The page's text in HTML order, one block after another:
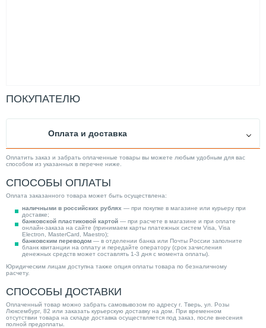
ПОКУПАТЕЛЮ
Оплата и доставка
Оплатить заказ и забрать оплаченные товары вы можете любым удобным для вас
способом из указанных в перечне ниже.
СПОСОБЫ ОПЛАТЫ
Оплата заказанного товара может быть осуществлена:
наличными в российских рублях — при покупке в магазине или курьеру при
доставке;
банковской пластиковой картой — при расчете в магазине и при оплате
онлайн-заказа на сайте (принимаем карты платежных систем Visa, Visa
Electron, MasterCard, Maestro);
банковским переводом — в отделении банка или Почты России заполните
бланк квитанции на оплату и передайте оператору (срок зачисления
денежных средств может составлять 1-3 дня с момента оплаты).
Юридическим лицам доступна также опция оплаты товара по безналичному
расчету.
СПОСОБЫ ДОСТАВКИ
Оплаченный товар можно забрать самовывозом по адресу г. Тверь, ул. Розы
Люксембург, 82 или заказать курьерскую доставку на дом. При временном
отсутствии товара на складе доставка осуществляется под заказ, после внесения
полной предоплаты.